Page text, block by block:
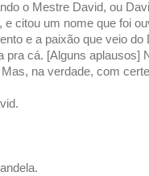
o Mestre David, ou
e citou um nome que foi
e a paixão que veio
pra cá. [Alguns aplausos]
na verdade, com